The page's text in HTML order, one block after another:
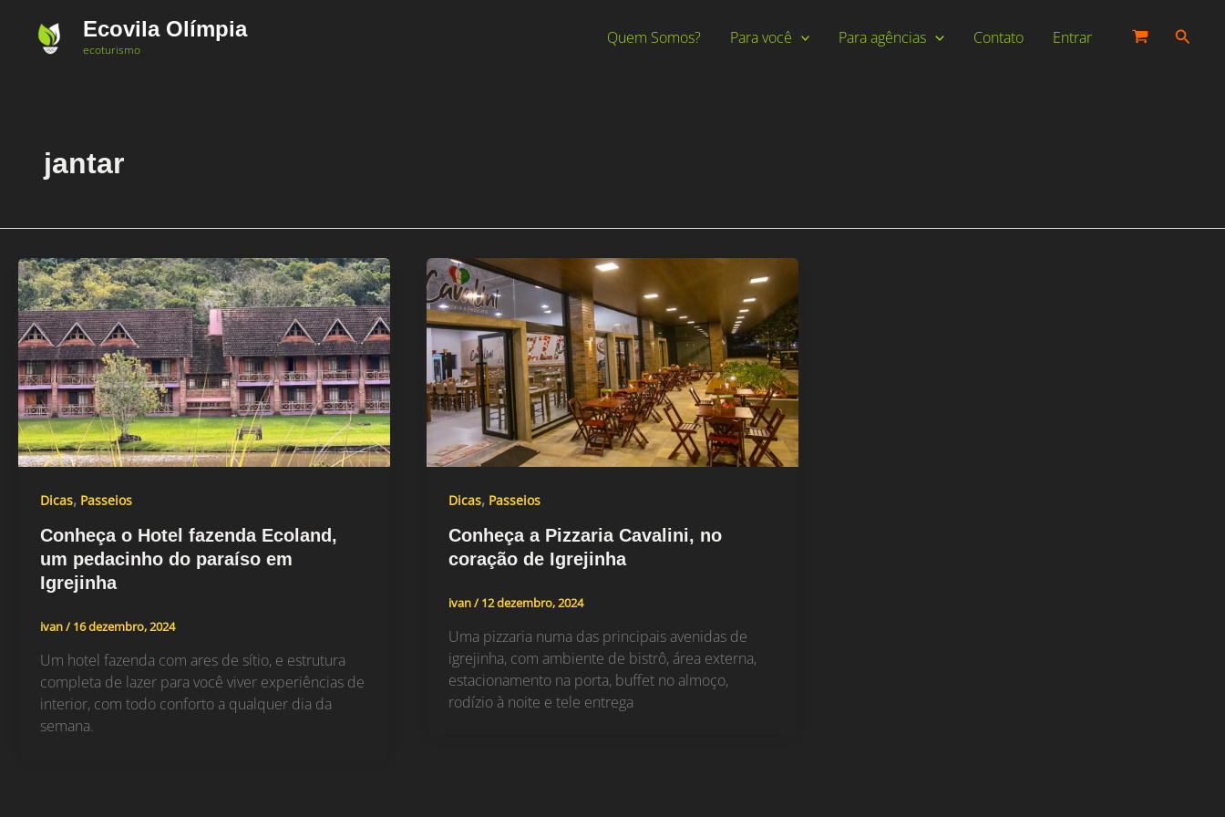
Ecovila Olímpia
ecoturismo
Quem Somos? Para você Para agências Contato Entrar
jantar
Dicas, Passeios
Conheça o Hotel fazenda Ecoland,
um pedacinho do paraíso em
Igrejinha
ivan/ 16 dezembro, 2024
Um hotel fazenda com ares de sítio, e estrutura
completa de lazer para você viver experiências de
interior, com todo conforto a qualquer dia da
semana.
Dicas, Passeios
Conheça a Pizzaria Cavalini, no
coração de Igrejinha
ivan/ 12 dezembro, 2024
Uma pizzaria numa das principais avenidas de
igrejinha, com ambiente de bistrô, área externa,
estacionamento na porta, buffet no almoço,
rodízio à noite e tele entrega